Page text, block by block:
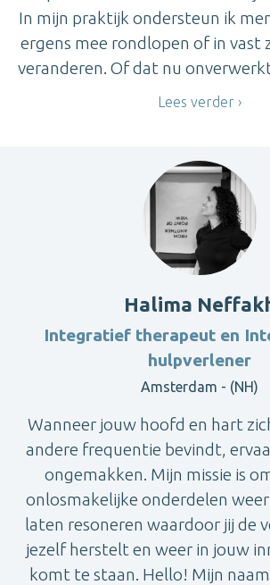
In mijn praktijk ondersteun ik
ergens mee rondlopen of in vast
veranderen. Of dat nu
Lees verder
Halima
Integratief therapeut en
hulpverlener
Amsterdam - (NH)
Wanneer jouw hoofd en hart
andere frequentie bevindt,
ongemakken. Mijn missie is
onlosmakelijke onderdelen
laten resoneren waardoor jij de
jezelf herstelt en weer in jouw
komt te staan. Hello! Mijn